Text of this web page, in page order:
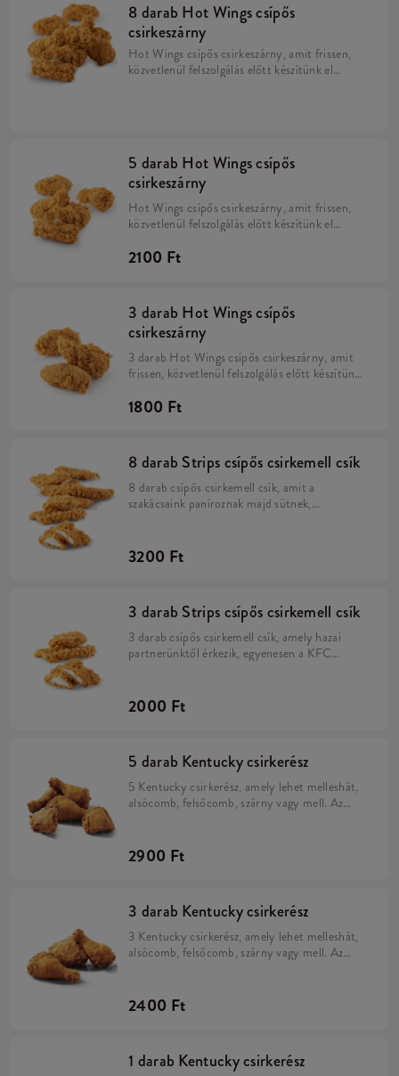
8 darab Hot Wings csípős
csirkeszárny
Hot Wings csípős csirkeszárny, amit frissen,
közvetlenül felszolgálás előtt készítünk el
5 darab Hot Wings csípős
csirkeszárny
Hot Wings csípős csirkeszárny, amit frissen,
közvetlenül felszolgálás előtt készítünk el
Wings-nek lehetetlen ellenálni!
2100 Ft
3 darab Hot Wings csípős
csirkeszárny
3 darab Hot Wings csípős csirkeszárny, amit
frissen, közvetlenül felszolgálás előtt készítünk
Wings-nek lehetetlen ellenálni!
1800 Ft
8 darab Strips csípős csirkemell csík
8 darab csípős csirkemell csík, amit a
szakácsaink paníroznak majd sütnek,
3200 Ft
3 darab Strips csípős csirkemell csík
3 darab csípős csirkemell csík, amely hazai
partnerünktől érkezik, egyenesen a KFC
köszönheti, hogy duplán panírozzuk a Hot&
Spicy lisztben.
2000 Ft
5 darab Kentucky csirkerész
5 Kentucky csirkerész, amely lehet melleshát,
alsócomb, felsőcomb, szárny vagy mell. Az
mindig szaftos és omlós lehessen.
2900 Ft
3 darab Kentucky csirkerész
3 Kentucky csirkerész, amely lehet melleshát,
alsócomb, felsőcomb, szárny vagy mell. Az
mindig szaftos és omlós lehessen.
2400 Ft
1 darab Kentucky csirkerész